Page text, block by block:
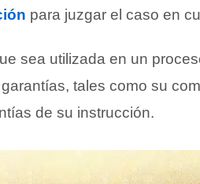
para juzgar el caso en
sea utilizada en un
tales como su
de su instrucción.